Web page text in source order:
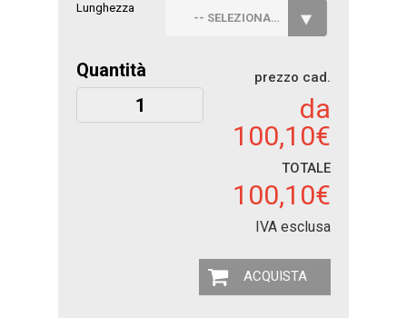
Lunghezza
-- SELEZIONA --
Quantità prezzo cad.
da
100,10€
TOTALE
100,10€
IVA esclusa
ACQUISTA